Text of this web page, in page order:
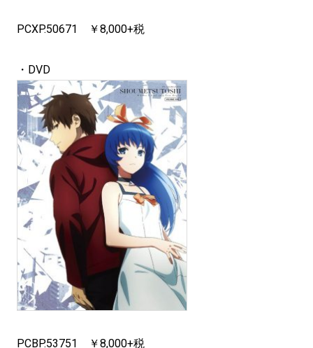
PCXP.50671 ￥8,000+税
・DVD
PCBP.53751 ￥8,000+税